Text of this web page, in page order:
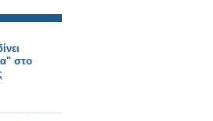
στο